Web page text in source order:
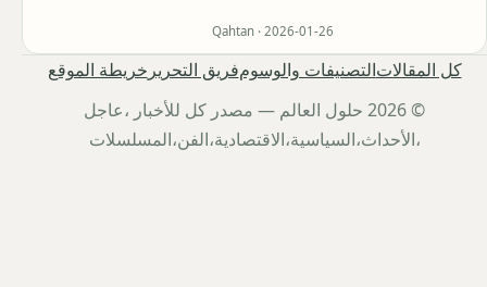
Qahtan · 2026-01-26
كل المقالاتالتصنيفات والوسومفريق التحرير خريطة الموقع
© 2026 حلول العالم — مصدر كل للأخبار ،عاجل
،الأحداث،السياسية،الاقتصادية،الفن،المسلسلات